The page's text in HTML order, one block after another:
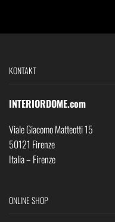
KONTAKT
INTERIORDOME.com
Viale Giacomo Matteotti 15
50121 Firenze
Italia – Firenze
ONLINE SHOP